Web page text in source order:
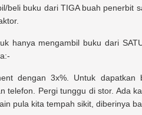
beli buku dari TIGA buah penerbit
hanya mengambil buku dari
dengan 3x%. Untuk dapatkan
telefon. Pergi tunggu di stor. Ada
pula kita tempah sikit, diberinya